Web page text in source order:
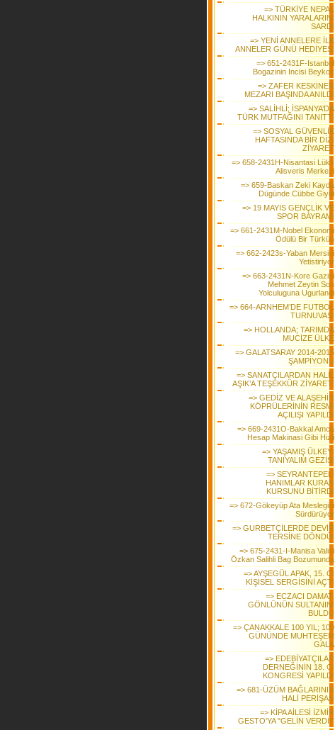
=> TÜRKİYE NEPAL
HALKININ YARALARINI
SARDI
=> YENİ ANNELERE İLK
ANNELER GÜNÜ HEDİYESİ
=> 651-2431F-Istanbul
Bogazinin Incisi Beykoz
=> ZAFER KESKİNER
MEZARI BAŞINDA ANILDI
=> SALİHLİ; İSPANYA’DA
TÜRK MUTFAĞINI TANITTI
=> SOSYAL GÜVENLİK
HAFTASINDA BİR DİZİ
ZİYARET
=> 658-2431H-Nisantasi Lüks
Alisveris Merkezi
=> 659-Baskan Zeki Kayda
Dügünde Cübbe Giydi
=> 19 MAYIS GENÇLİK VE
SPOR BAYRAMI
=> 661-2431M-Nobel Ekonomi
Ödülü Bir Türkün
=> 662-2423s-Yaban Mersini
Yetistiriyor
=> 663-2431N-Kore Gazisi
Mehmet Zeytin Son
Yolculuguna Ugurlandi
=> 664-ARNHEM’DE FUTBOL
TURNUVASI
=> HOLLANDA; TARIMDA
MUCİZE ÜLKE
=> GALATSARAY 2014-2015
ŞAMPİYONU
=> SANATÇILARDAN HALİL
AŞIK’A TEŞEKKÜR ZİYARETİ
=> GEDİZ VE ALAŞEHİR
KÖPRÜLERİNİN RESMİ
AÇILIŞI YAPILDI
=> 669-2431O-Bakkal Amca
Hesap Makinasi Gibi Hizli
=> YAŞAMIŞ ÜLKEYİ
TANIYALIM GEZİSİ
=> SEYRANTEPELİ
HANIMLAR KURAN
KURSUNU BİTİRDİ
=> 672-Gökeyüp Ata Meslegini
Sürdürüyor
=> GURBETÇİLERDE DEVİR
TERSİNE DÖNDÜ!
=> 675-2431-I-Manisa Valisi
Özkan Salihli Bag Bozumunda
=> AYŞEGÜL APAK, 15. Cİ
KİŞİSEL SERGİSİNİ AÇTI
=> ECZACI DAMAT,
GÖNLÜNÜN SULTANINI
BULDU
=> ÇANAKKALE 100 YIL; 100
GÜNÜNDE MUHTEŞEM
GALA
=> EDEBİYATÇILAR
DERNEĞİNİN 18. Cİ
KONGRESİ YAPILDI
=> 681-ÜZÜM BAĞLARININ
HALİ PERİŞAN
=> KİPA AİLESİ İZMİR
GESTO'YA "GELİN VERDİ!”